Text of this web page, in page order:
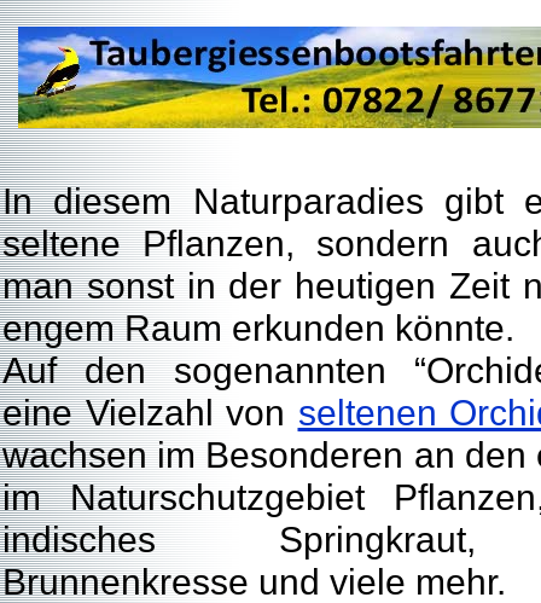
In diesem Naturparadies gibt
seltene Pflanzen, sondern
man sonst in der heutigen Zeit
engem Raum erkunden könnte.
Auf den sogenannten
eine Vielzahl von seltenen
wachsen im Besonderen an
im Naturschutzgebiet
indisches Springkraut,
Brunnenkresse und viele mehr.